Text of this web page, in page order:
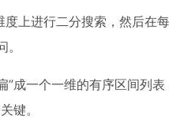
上进行二分搜索，然后在
成一个一维的有序区间列
键。